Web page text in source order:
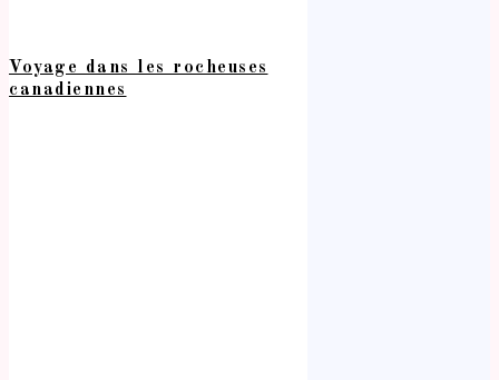
Voyage dans les rocheuses
canadiennes